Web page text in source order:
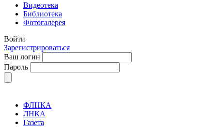
Видеотека
Библиотека
Фотогалерея
Войти
Зарегистрироваться
Ваш логин
Пароль
ФЛНКА
ЛНКА
Газета